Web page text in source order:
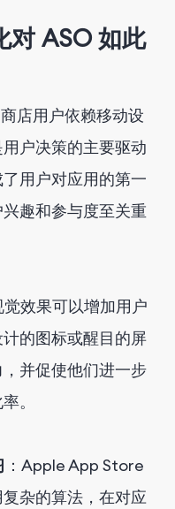
对 ASO 如此
店用户依赖移动设
户决策的主要驱动
用户对应用的第一
趣和参与度至关重
觉效果可以增加用户
的图标或醒目的屏
并促使他们进一步
。
：Apple App Store
杂的算法，在对应